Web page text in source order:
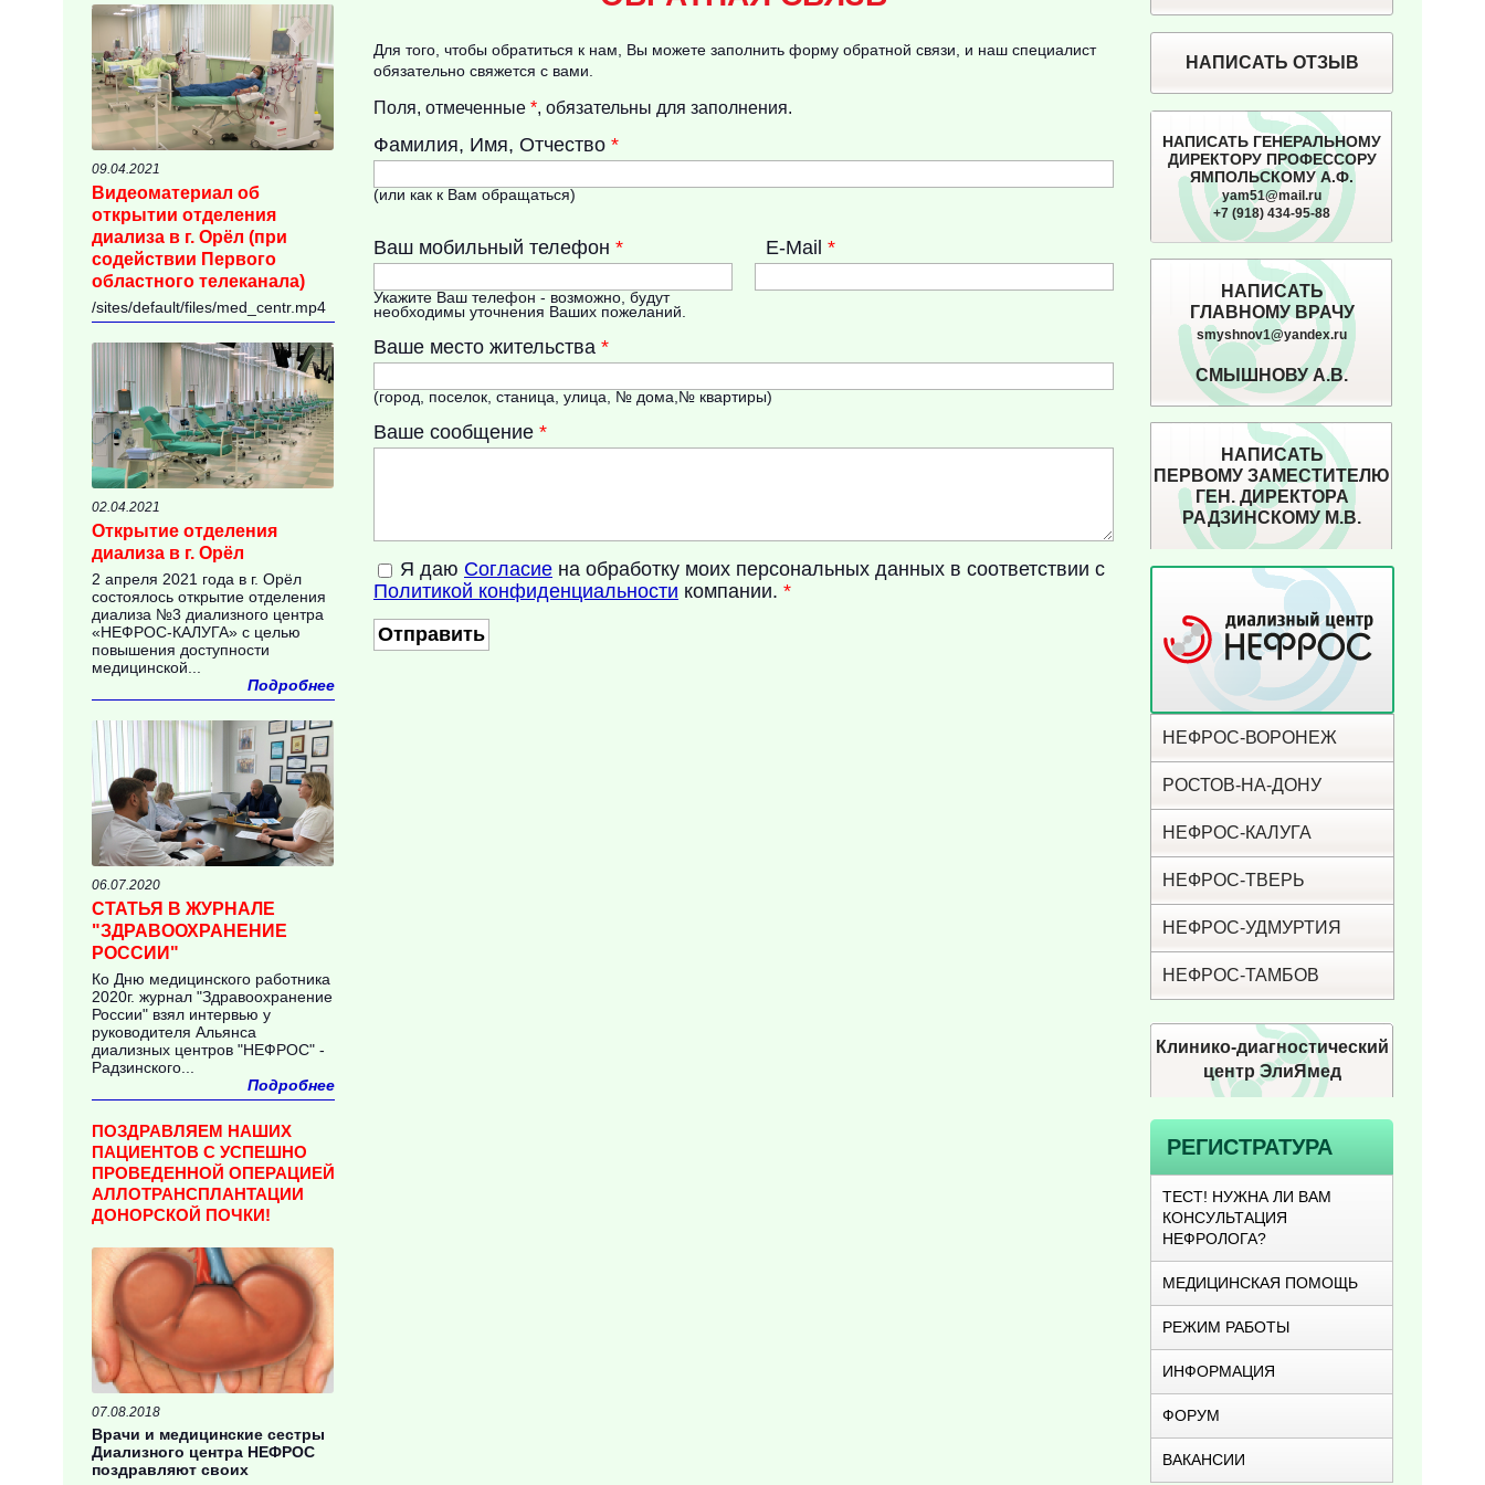
Для того, чтобы обратиться к нам, Вы можете заполнить форму обратной связи, и наш специалист
обязательно свяжется с вами.
Поля, отмеченные *, обязательны для заполнения.
Фамилия, Имя, Отчество *
(или как к Вам обращаться)
Ваш мобильный телефон *
Укажите Ваш телефон - возможно, будут
необходимы уточнения Ваших пожеланий.
E-Mail*
Ваше место жительства *
(город, поселок, станица, улица, № дома,№ квартиры)
Ваше сообщение *
First
name
Я даю Согласие на обработку моих персональных данных в соответствии с
Политикой конфиденциальности компании. *
Homepage
09.04.2021
Видеоматериал об
открытии отделения
диализа в г. Орёл (при
содействии Первого
областного телеканала)
/sites/default/files/med_centr.mp4
02.04.2021
Открытие отделения
диализа в г. Орёл
2 апреля 2021 года в г. Орёл
состоялось открытие отделения
диализа №3 диализного центра
«НЕФРОС-КАЛУГА» с целью
повышения доступности
медицинской...
Подробнее
06.07.2020
СТАТЬЯ В ЖУРНАЛЕ
"ЗДРАВООХРАНЕНИЕ
РОССИИ"
Ко Дню медицинского работника
2020г. журнал "Здравоохранение
России" взял интервью у
руководителя Альянса
диализных центров "НЕФРОС" -
Радзинского...
Подробнее
ПОЗДРАВЛЯЕМ НАШИХ
ПАЦИЕНТОВ С УСПЕШНО
ПРОВЕДЕННОЙ ОПЕРАЦИЕЙ
АЛЛОТРАНСПЛАНТАЦИИ
ДОНОРСКОЙ ПОЧКИ!
07.08.2018
Врачи и медицинские сестры
Диализного центра НЕФРОС
поздравляют своих
НАПИСАТЬ ОТЗЫВ
НАПИСАТЬ ГЕНЕРАЛЬНОМУ
ДИРЕКТОРУ ПРОФЕССОРУ
ЯМПОЛЬСКОМУ А.Ф.
yam51@mail.ru
+7 (918) 434-95-88
НАПИСАТЬ
ГЛАВНОМУ ВРАЧУ
smyshnov1@yandex.ru
СМЫШНОВУ А.В.
НАПИСАТЬ
ПЕРВОМУ ЗАМЕСТИТЕЛЮ
ГЕН. ДИРЕКТОРА
РАДЗИНСКОМУ М.В.
НЕФРОС-ВОРОНЕЖ
РОСТОВ-НА-ДОНУ
НЕФРОС-КАЛУГА
НЕФРОС-ТВЕРЬ
НЕФРОС-УДМУРТИЯ
НЕФРОС-ТАМБОВ
Клинико-диагностический
центр ЭлиЯмед
РЕГИСТРАТУРА
ТЕСТ! НУЖНА ЛИ ВАМ
КОНСУЛЬТАЦИЯ
НЕФРОЛОГА?
МЕДИЦИНСКАЯ ПОМОЩЬ
РЕЖИМ РАБОТЫ
ИНФОРМАЦИЯ
ФОРУМ
ВАКАНСИИ